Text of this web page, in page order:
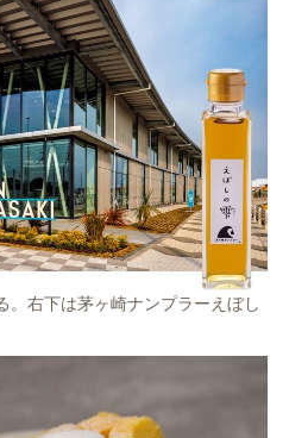
。右下は茅ヶ崎ナンプラーえぼし